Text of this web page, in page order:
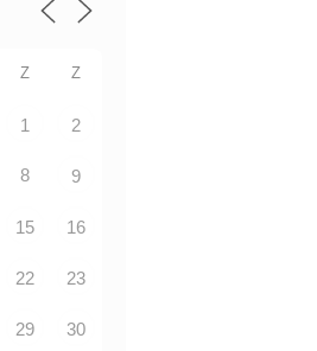
Z Z
1 2
8 9
15 16
22 23
29 30